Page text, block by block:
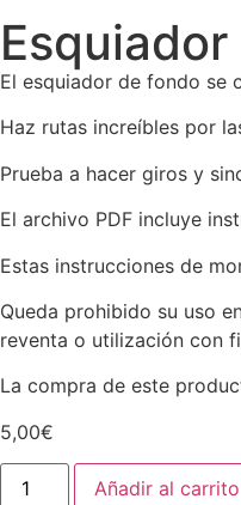
Esquiador
El esquiador de fondo se
Haz rutas increíbles por
Prueba a hacer giros y
El archivo PDF incluye
Estas instrucciones de
Queda prohibido su uso
reventa o utilización con
La compra de este
5,00€
Añadir al carrito